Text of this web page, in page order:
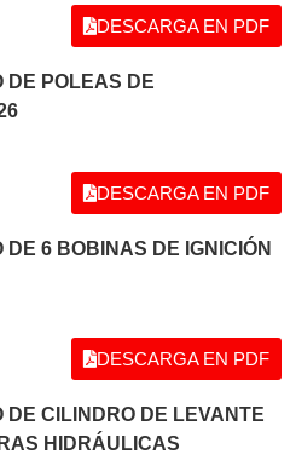
DESCARGA EN PDF
DE POLEAS DE
DESCARGA EN PDF
6 BOBINAS DE IGNICIÓN
DESCARGA EN PDF
CILINDRO DE LEVANTE
HIDRÁULICAS